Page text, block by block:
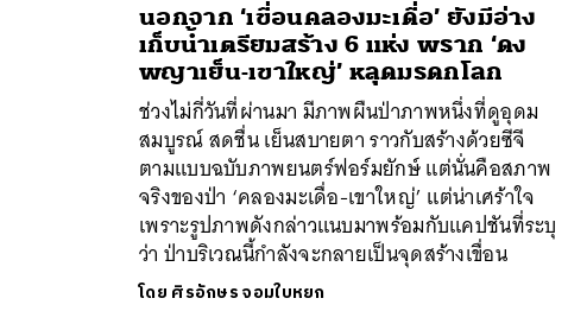
นอกจาก ‘เขื่อนคลองมะเดื่อ’ ยังมีอ่าง
เก็บน้ำเตรียมสร้าง 6 แห่ง พราก ‘ดง
พญาเย็น-เขาใหญ่’ หลุดมรดกโลก
ช่วงไม่กี่วันที่ผ่านมา มีภาพผืนป่าภาพหนึ่งที่ดูอุดม
สมบูรณ์ สดชื่น เย็นสบายตา ราวกับสร้างด้วยซีจี
ตามแบบฉบับภาพยนตร์ฟอร์มยักษ์ แต่นั่นคือสภาพ
จริงของป่า ‘คลองมะเดื่อ-เขาใหญ่’ แต่น่าเศร้าใจ
เพราะรูปภาพดังกล่าวแนบมาพร้อมกับแคปชันที่ระบุ
ว่า ป่าบริเวณนี้กำลังจะกลายเป็นจุดสร้างเขื่อน
โดย ศิรอักษร จอมใบหยก